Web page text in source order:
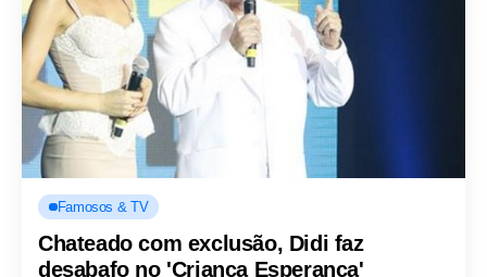
Famosos & TV
Chateado com exclusão, Didi faz
desabafo no 'Criança Esperança'